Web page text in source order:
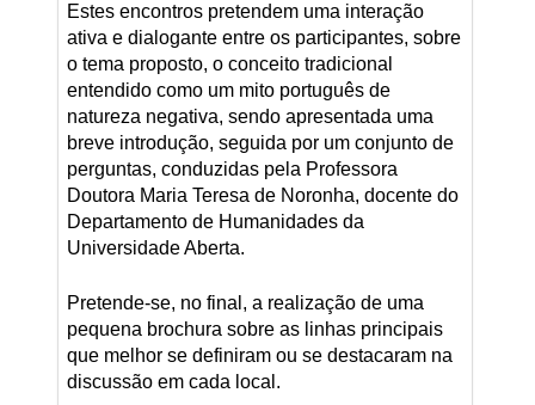
Estes encontros pretendem uma interação
ativa e dialogante entre os participantes, sobre
o tema proposto, o conceito tradicional
entendido como um mito português de
natureza negativa, sendo apresentada uma
breve introdução, seguida por um conjunto de
perguntas, conduzidas pela Professora
Doutora Maria Teresa de Noronha, docente do
Departamento de Humanidades da
Universidade Aberta.
Pretende-se, no final, a realização de uma
pequena brochura sobre as linhas principais
que melhor se definiram ou se destacaram na
discussão em cada local.